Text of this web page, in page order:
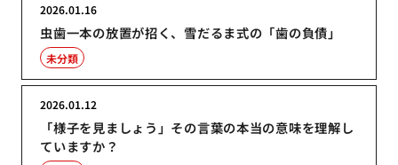
虫歯一本の放置が招く、雪だるま式の「歯の負債」
2026.01.16
未分類
「様子を見ましょう」その言葉の本当の意味を理解し
ていますか？
2026.01.12